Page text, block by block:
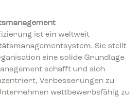
ist ein weltweit
Sie stellt
eine solide Grundlage
schafft und sich
Verbesserungen zu
wettbewerbsfähig zu